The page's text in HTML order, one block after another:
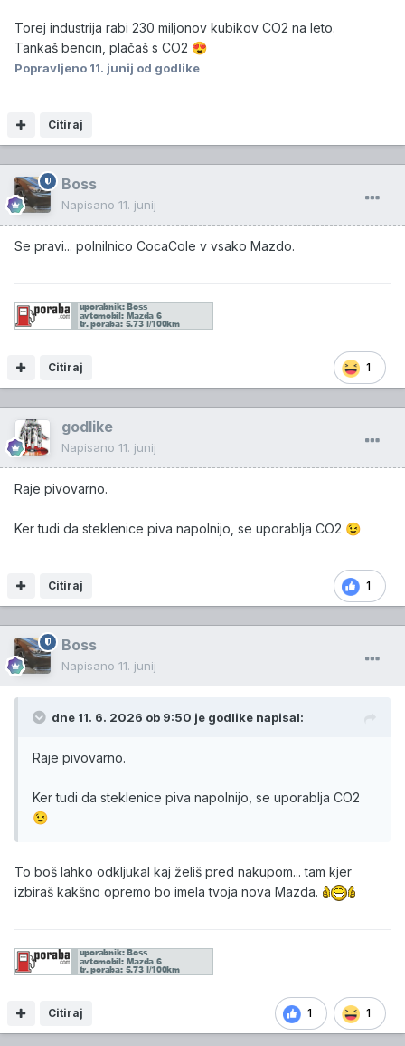
Torej industrija rabi 230 miljonov kubikov CO2 na leto.
Tankaš bencin, plačaš s CO2 😍
Popravljeno 11. junij od godlike
Citiraj
Boss
Napisano 11. junij
Se pravi... polnilnico CocaCole v vsako Mazdo.
1
Citiraj
godlike
Napisano 11. junij
Raje pivovarno.
Ker tudi da steklenice piva napolnijo, se uporablja CO2 😉
1
Citiraj
Boss
Napisano 11. junij
dne 11. 6. 2026 ob 9:50 je godlike napisal:
Raje pivovarno.
Ker tudi da steklenice piva napolnijo, se uporablja CO2
😉
To boš lahko odkljukal kaj želiš pred nakupom... tam kjer
izbiraš kakšno opremo bo imela tvoja nova Mazda.
1 1
Citiraj